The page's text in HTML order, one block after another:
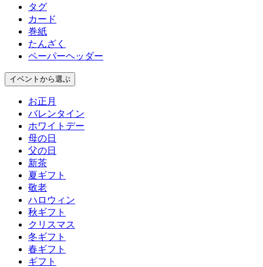
タグ
カード
巻紙
たんざく
ペーパーヘッダー
イベント から選ぶ
お正月
バレンタイン
ホワイトデー
母の日
父の日
新茶
夏ギフト
敬老
ハロウィン
秋ギフト
クリスマス
冬ギフト
春ギフト
ギフト